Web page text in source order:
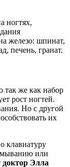
ногтях,
железо: шпинат,
печень, гранат.
так же как набор
рост ногтей.
Но с другой
их
клавиатуру
или
доктор Элла